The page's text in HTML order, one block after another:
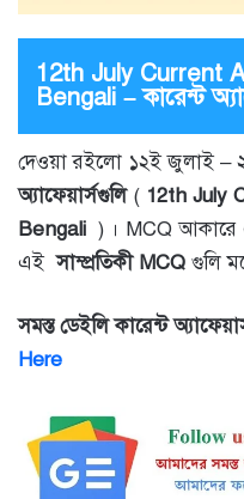
12th July Current
Bengali – কারেন্ট
দেওয়া রইলো ১২ই জুলাই –
অ্যাফেয়ার্সগুলি( 12th July
Bengali ) । MCQ আকারে
এইসাম্প্রতিকী MCQ গুলি
সমস্ত ডেইলি কারেন্ট
Here